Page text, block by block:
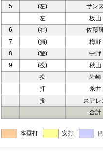
5
(左)
サン
左
板山
6
(右)
佐藤
7
(捕)
梅野
8
(遊)
中野
9
(投)
秋山
投
岩崎
打
糸井
投
スアレ
合計
本塁打 安打